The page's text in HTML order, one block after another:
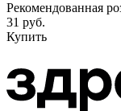
Рекомендованная
31 руб.
Купить